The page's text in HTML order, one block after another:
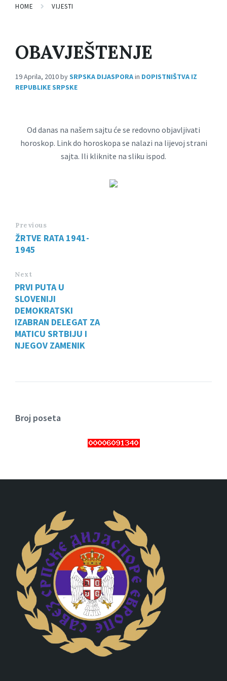
HOME VIJESTI
OBAVJEŠTENJE
19 Aprila, 2010bySRPSKA DIJASPORAin DOPISTNIŠTVA IZ
REPUBLIKE SRPSKE
Od danas na našem sajtu će se redovno objavljivati
horoskop. Link do horoskopa se nalazi na lijevoj strani
sajta. Ili kliknite na sliku ispod.
Previous
ŽRTVE RATA 1941-
1945
Next
PRVI PUTA U
SLOVENIJI
DEMOKRATSKI
IZABRAN DELEGAT ZA
MATICU SRTBIJU I
NJEGOV ZAMENIK
Broj poseta